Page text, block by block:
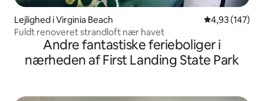
Lejlighed i Virginia Beach 4,93 ud af 5 i
4,93 (147)
Fuldt renoveret strandloft nær havet
Andre fantastiske ferieboliger i
nærheden af First Landing State Park